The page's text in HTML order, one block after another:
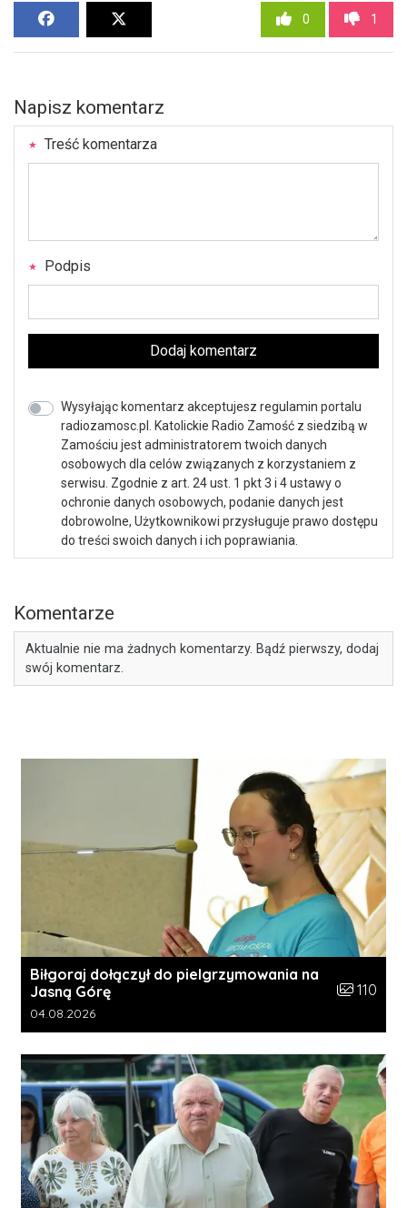
0 1
Napisz komentarz
Treść komentarza
Podpis
Dodaj komentarz
Wysyłając komentarz akceptujesz regulamin portalu
radiozamosc.pl. Katolickie Radio Zamość z siedzibą w
Zamościu jest administratorem twoich danych
osobowych dla celów związanych z korzystaniem z
serwisu. Zgodnie z art. 24 ust. 1 pkt 3 i 4 ustawy o
ochronie danych osobowych, podanie danych jest
dobrowolne, Użytkownikowi przysługuje prawo dostępu
do treści swoich danych i ich poprawiania.
Komentarze
Aktualnie nie ma żadnych komentarzy. Bądź pierwszy, dodaj
swój komentarz.
Biłgoraj dołączył do pielgrzymowania na
Jasną Górę
Liczba
110
Data dodania galerii:
04.08.2026